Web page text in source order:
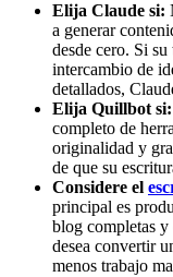
Elija Claude si:
a generar
desde cero. Si
intercambio de
detallados,
Elija Quillbot si:
completo de
originalidad y
de que su
Considere el
principal es
blog completas y
desea convertir
menos trabajo